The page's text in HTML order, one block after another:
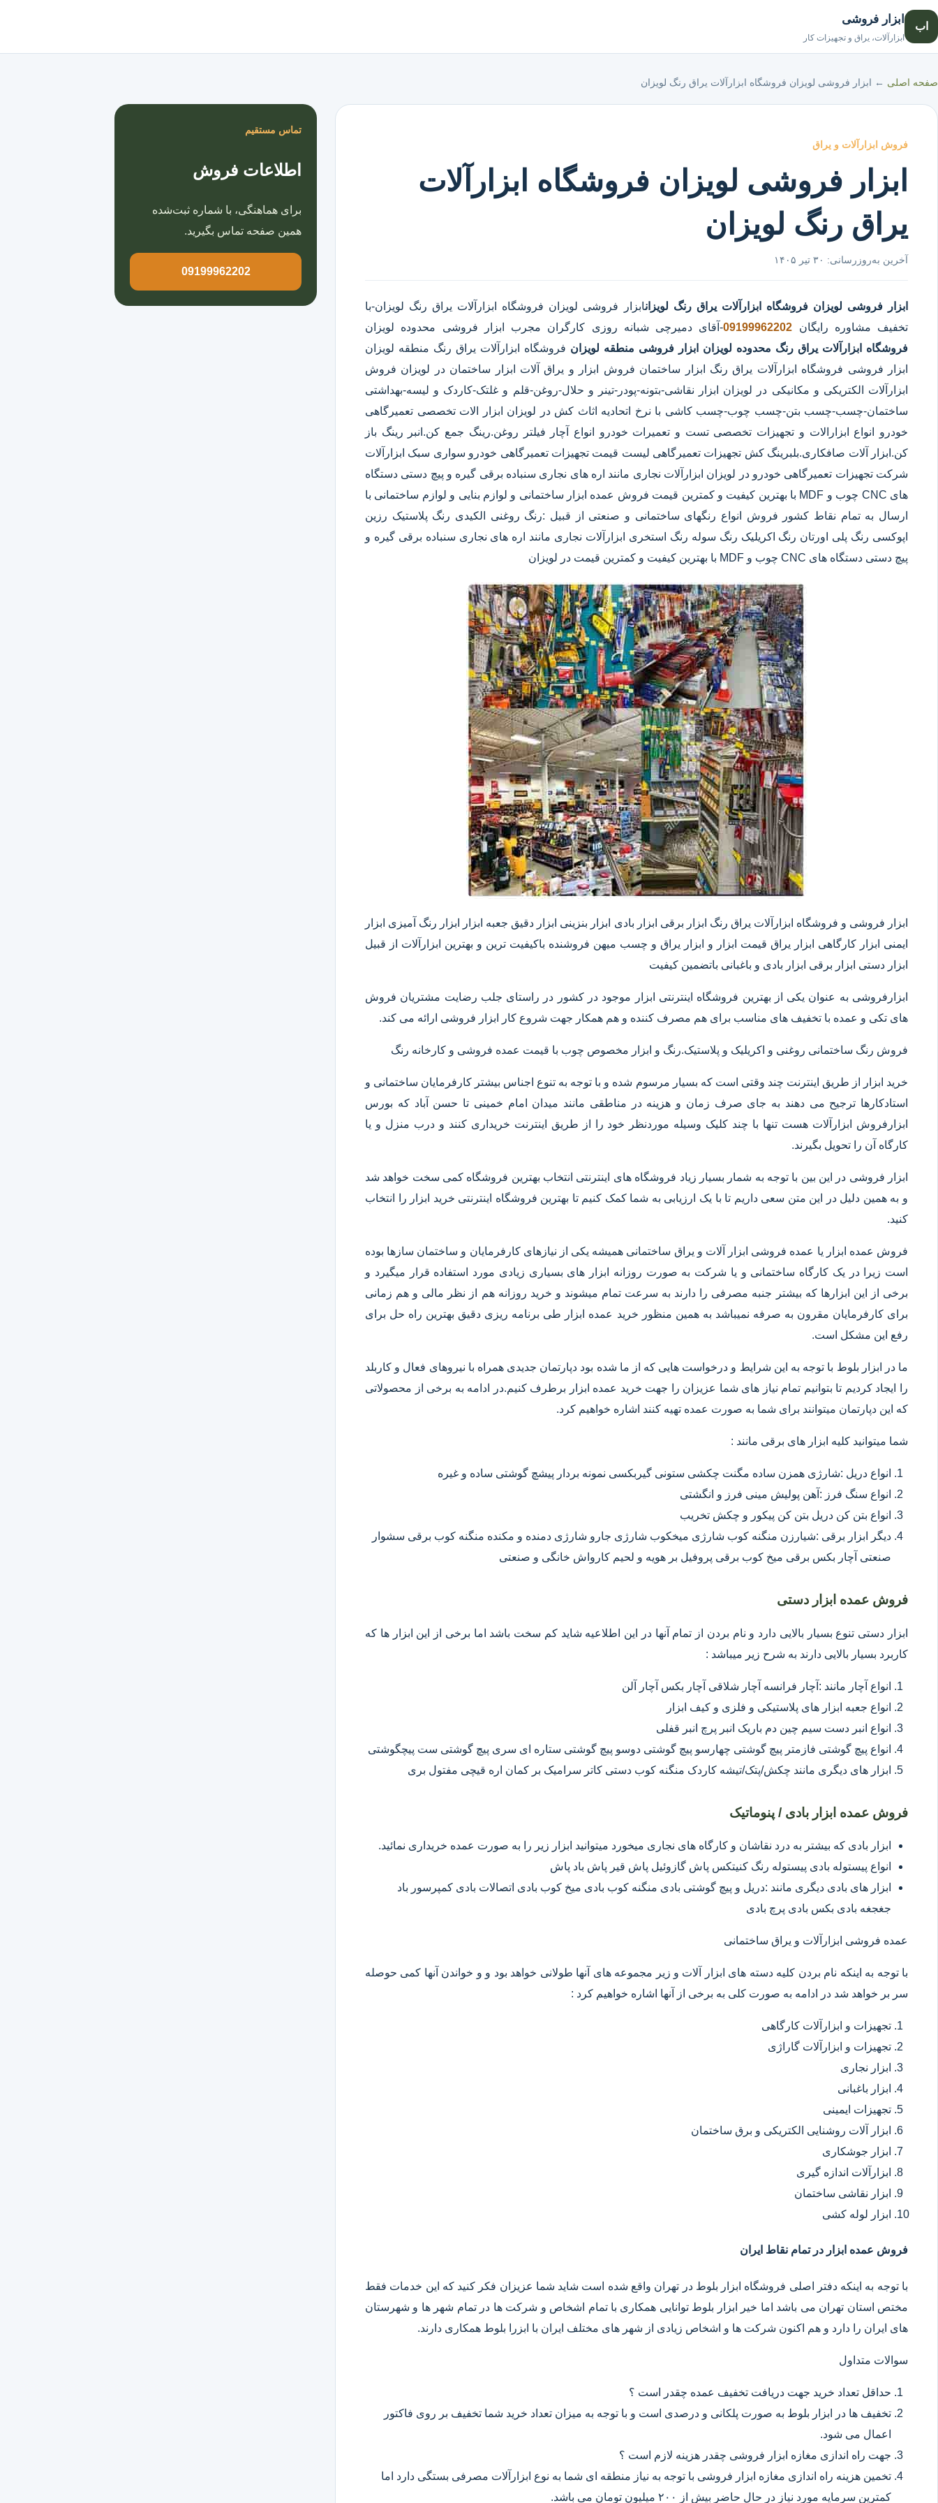
اب
ابزار فروشی
ابزارآلات، یراق و تجهیزات کار
صفحه اصلی ← ابزار فروشی لویزان فروشگاه ابزارآلات یراق رنگ لویزان
فروش ابزارآلات و یراق
ابزار فروشی لویزان فروشگاه ابزارآلات
یراق رنگ لویزان
آخرین به‌روزرسانی: ۳۰ تیر ۱۴۰۵
ابزار فروشی لویزان فروشگاه ابزارآلات یراق رنگ لویزانابزار فروشی لویزان فروشگاه ابزارآلات یراق رنگ لویزان-با
تخفیف مشاوره رایگان 09199962202-آقای دمیرچی شبانه روزی کارگران مجرب ابزار فروشی محدوده لویزان
فروشگاه ابزارآلات یراق رنگ محدوده لویزان
ابزار فروشی منطقه لویزان فروشگاه ابزارآلات یراق رنگ منطقه لویزان
ابزار فروشی فروشگاه ابزارآلات یراق رنگ ابزار ساختمان فروش ابزار و یراق آلات ابزار ساختمان در لویزان فروش
ابزارآلات الکتریکی و مکانیکی در لویزان ابزار نقاشی-بتونه-پودر-تینر و حلال-روغن-قلم و غلتک-کاردک و لیسه-بهداشتی
ساختمان-چسب-چسب بتن-چسب چوب-چسب کاشی با نرخ اتحادیه اثاث کش در لویزان ابزار الات تخصصی تعمیرگاهی
خودرو انواع ابزارالات و تجهیزات تخصصی تست و تعمیرات خودرو انواع آچار فیلتر روغن.رینگ جمع کن.انبر رینگ باز
کن.ابزار آلات صافکاری.بلبرینگ کش تجهیزات تعمیرگاهی لیست قیمت تجهیزات تعمیرگاهی خودرو سواری سبک ابزارآلات
شرکت تجهیزات تعمیرگاهی خودرو در لویزان ابزارآلات نجاری مانند اره های نجاری سنباده برقی گیره و پیچ دستی دستگاه
های CNC چوب و MDF با بهترین کیفیت و کمترین قیمت فروش عمده ابزار ساختمانی و لوازم بنایی و لوازم ساختمانی با
ارسال به تمام نقاط کشور فروش انواع رنگهای ساختمانی و صنعتی از قبیل :رنگ روغنی الکیدی رنگ پلاستیک رزین
اپوکسی رنگ پلی اورتان رنگ اکریلیک رنگ سوله رنگ استخری ابزارآلات نجاری مانند اره های نجاری سنباده برقی گیره و
پیچ دستی دستگاه های CNC چوب و MDF با بهترین کیفیت و کمترین قیمت در لویزان
ابزار فروشی و فروشگاه ابزارآلات یراق رنگ ابزار برقی ابزار بادی ابزار بنزینی ابزار دقیق​ جعبه ابزار ابزار رنگ آمیزی ابزار
ایمنی ابزار کارگاهی ابزار یراق قیمت ابزار و ابزار یراق و چسب میهن فروشنده باکیفیت ترین و بهترین ابزارآلات از قبیل
ابزار دستی ابزار برقی ابزار بادی و باغبانی باتضمین کیفیت
ابزارفروشی به عنوان یکی از بهترین فروشگاه اینترنتی ابزار موجود در کشور در راستای جلب رضایت مشتریان فروش
های تکی و عمده با تخفیف های مناسب برای هم مصرف کننده و هم همکار جهت شروع کار ابزار فروشی ارائه می کند.
فروش رنگ ساختمانی روغنی و اکریلیک و پلاستیک.رنگ و ابزار مخصوص چوب با قیمت عمده فروشی و کارخانه رنگ
خرید ابزار از طریق اینترنت چند وقتی است که بسیار مرسوم شده و با توجه به تنوع اجناس بیشتر کارفرمایان ساختمانی و
استادکارها ترجیح می دهند به جای صرف زمان و هزینه در مناطقی مانند میدان امام خمینی تا حسن آباد که بورس
ابزارفروش ابزارآلات هست تنها با چند کلیک وسیله موردنظر خود را از طریق اینترنت خریداری کنند و درب منزل و یا
کارگاه آن را تحویل بگیرند.
ابزار فروشی در این بین با توجه به شمار بسیار زیاد فروشگاه های اینترنتی انتخاب بهترین فروشگاه کمی سخت خواهد شد
و به همین دلیل در این متن سعی داریم تا با یک ارزیابی به شما کمک کنیم تا بهترین فروشگاه اینترنتی خرید ابزار را انتخاب
کنید.
فروش عمده ابزار یا عمده فروشی ابزار آلات و یراق ساختمانی همیشه یکی از نیازهای کارفرمایان و ساختمان سازها بوده
است زیرا در یک کارگاه ساختمانی و یا شرکت به صورت روزانه ابزار های بسیاری زیادی مورد استفاده قرار میگیرد و
برخی از این ابزارها که بیشتر جنبه مصرفی را دارند به سرعت تمام میشوند و خرید روزانه هم از نظر مالی و هم زمانی
برای کارفرمایان مقرون به صرفه نمیباشد به همین منظور خرید عمده ابزار طی برنامه ریزی دقیق بهترین راه حل برای
رفع این مشکل است.
ما در ابزار بلوط با توجه به این شرایط و درخواست هایی که از ما شده بود دپارتمان جدیدی همراه با نیروهای فعال و کاربلد
را ایجاد کردیم تا بتوانیم تمام نیاز های شما عزیزان را جهت خرید عمده ابزار برطرف کنیم.در ادامه به برخی از محصولاتی
که این دپارتمان میتوانند برای شما به صورت عمده تهیه کنند اشاره خواهیم کرد.
شما میتوانید کلیه ابزار های برقی مانند :
انواع دریل :شارژی همزن ساده مگنت چکشی ستونی گیربکسی نمونه بردار پیشچ گوشتی ساده و غیره
انواع سنگ فرز :آهن پولیش مینی فرز و انگشتی
انواع بتن کن دریل بتن کن پیکور و چکش تخریب
دیگر ابزار برقی :شیارزن منگنه کوب شارژی میخکوب شارژی جارو شارژی دمنده و مکنده منگنه کوب برقی سشوار
صنعتی آچار بکس برقی میخ کوب برقی پروفیل بر هویه و لحیم کارواش خانگی و صنعتی
فروش عمده ابزار دستی
ابزار دستی تنوع بسیار بالایی دارد و نام بردن از تمام آنها در این اطلاعیه شاید کم سخت باشد اما برخی از این ابزار ها که
کاربرد بسیار بالایی دارند به شرح زیر میباشد :
انواع آچار مانند :آچار فرانسه آچار شلاقی آچار بکس آچار آلن
انواع جعبه ابزار های پلاستیکی و فلزی و کیف ابزار
انواع انبر دست سیم چین دم باریک انبر پرچ انبر قفلی
انواع پیچ گوشتی فازمتر پیچ گوشتی چهارسو پیچ گوشتی دوسو پیچ گوشتی ستاره ای سری پیچ گوشتی ست پیچگوشتی
ابزار های دیگری مانند چکش/پتک/تیشه کاردک منگنه کوب دستی کاتر سرامیک بر کمان اره قیچی مفتول بری
فروش عمده ابزار بادی / پنوماتیک
ابزار بادی که بیشتر به درد نقاشان و کارگاه های نجاری میخورد میتوانید ابزار زیر را به صورت عمده خریداری نمائید.
انواع پیستوله بادی پیستوله رنگ کنیتکس پاش گازوئیل پاش قیر پاش باد پاش
ابزار های بادی دیگری مانند :دریل و پیچ گوشتی بادی منگنه کوب بادی میخ کوب بادی اتصالات بادی کمپرسور باد
جغجغه بادی بکس بادی پرچ بادی
عمده فروشی ابزارآلات و یراق ساختمانی
با توجه به اینکه نام بردن کلیه دسته های ابزار آلات و زیر مجموعه های آنها طولانی خواهد بود و و خواندن آنها کمی حوصله
سر بر خواهد شد در ادامه به صورت کلی به برخی از آنها اشاره خواهیم کرد :
تجهیزات و ابزارآلات کارگاهی
تجهیزات و ابزارآلات گاراژی
ابزار نجاری
ابزار باغبانی
تجهیزات ایمینی
ابزار آلات روشنایی الکتریکی و برق ساختمان
ابزار جوشکاری
ابزارآلات اندازه گیری
ابزار نقاشی ساختمان
ابزار لوله کشی
فروش عمده ابزار در تمام نقاط ایران
با توجه به اینکه دفتر اصلی فروشگاه ابزار بلوط در تهران واقع شده است شاید شما عزیزان فکر کنید که این خدمات فقط
مختص استان تهران می باشد اما خیر ابزار بلوط توانایی همکاری با تمام اشخاص و شرکت ها در تمام شهر ها و شهرستان
های ایران را دارد و هم اکنون شرکت ها و اشخاص زیادی از شهر های مختلف ایران با ابزرا بلوط همکاری دارند.
سوالات متداول
حداقل تعداد خرید جهت دریافت تخفیف عمده چقدر است ؟
تخفیف ها در ابزار بلوط به صورت پلکانی و درصدی است و با توجه به میزان تعداد خرید شما تخفیف بر روی فاکتور
اعمال می شود.
جهت راه اندازی مغازه ابزار فروشی چقدر هزینه لازم است ؟
تخمین هزینه راه اندازی مغازه ابزار فروشی با توجه به نیاز منطقه ای شما به نوع ابزارآلات مصرفی بستگی دارد اما
کمترین سرمایه مورد نیاز در حال حاضر بیش از ۲۰۰ میلیون تومان می باشد.
تماس مستقیم
اطلاعات فروش
برای هماهنگی، با شماره ثبت‌شده
همین صفحه تماس بگیرید.
09199962202